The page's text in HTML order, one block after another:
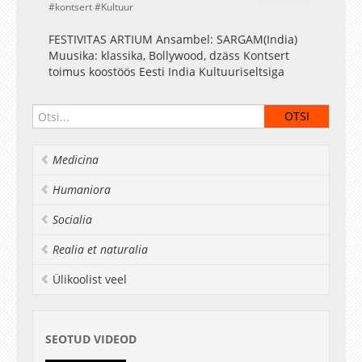
kontsert
Kultuur
FESTIVITAS ARTIUM Ansambel: SARGAM(India)
Muusika: klassika, Bollywood, dzäss Kontsert
toimus koostöös Eesti India Kultuuriseltsiga
Medicina
Humaniora
Socialia
Realia et naturalia
Ülikoolist veel
SEOTUD VIDEOD